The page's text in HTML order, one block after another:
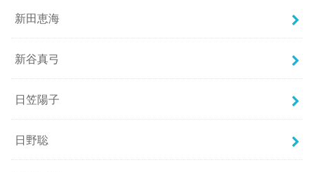
新田恵海
新谷真弓
日笠陽子
日野聡